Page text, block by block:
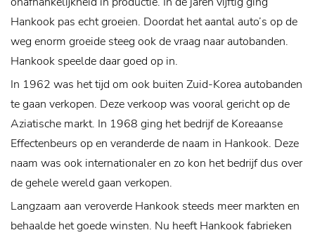
Hankook pas echt groeien. Doordat het aantal auto’s op de
weg enorm groeide steeg ook de vraag naar autobanden.
Hankook speelde daar goed op in.
In 1962 was het tijd om ook buiten Zuid-Korea autobanden
te gaan verkopen. Deze verkoop was vooral gericht op de
Aziatische markt. In 1968 ging het bedrijf de Koreaanse
Effectenbeurs op en veranderde de naam in Hankook. Deze
naam was ook internationaler en zo kon het bedrijf dus over
de gehele wereld gaan verkopen.
Langzaam aan veroverde Hankook steeds meer markten en
behaalde het goede winsten. Nu heeft Hankook fabrieken